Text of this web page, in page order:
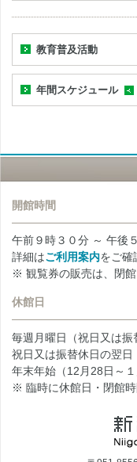
教育普及活動
年間スケジュール
開館時間
午前９時３０分 ～ 午後
詳細はご利用案内をご確
※ 観覧券の販売は、閉
休館日
毎週月曜日（祝日又は振
祝日又は振替休日の翌日
年末年始（12月28日～１
※ 臨時に休館日・閉館時